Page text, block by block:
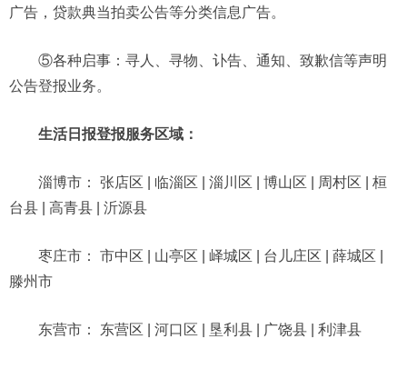
广告，贷款典当拍卖公告等分类信息广告。
⑤各种启事：寻人、寻物、讣告、通知、致歉信等声明
公告登报业务。
生活日报登报服务区域：
淄博市： 张店区 | 临淄区 | 淄川区 | 博山区 | 周村区 | 桓
台县 | 高青县 | 沂源县
枣庄市： 市中区 | 山亭区 | 峄城区 | 台儿庄区 | 薛城区 |
滕州市
东营市： 东营区 | 河口区 | 垦利县 | 广饶县 | 利津县